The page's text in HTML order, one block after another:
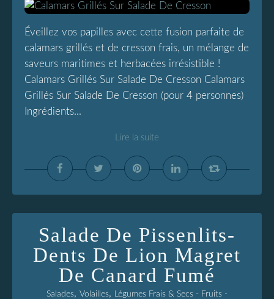
Éveillez vos papilles avec cette fusion parfaite de
calamars grillés et de cresson frais, un mélange de
saveurs maritimes et herbacées irrésistible !
Calamars Grillés Sur Salade De Cresson Calamars
Grillés Sur Salade De Cresson (pour 4 personnes)
Ingrédients...
Lire la suite
Salade De Pissenlits-
Dents De Lion Magret
De Canard Fumé
Salades, Volailles, Légumes Frais & Secs - Fruits -